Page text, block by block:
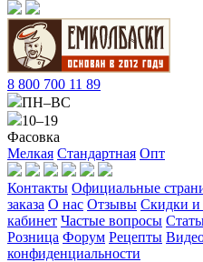
8 800 700 11 89
ПН–ВС
10–19
Фасовка
Мелкая Стандартная Опт
Контакты Официальные
заказа О нас Отзывы Скидки и
кабинет Частые вопросы
Розница Форум Рецепты
конфиденциальности